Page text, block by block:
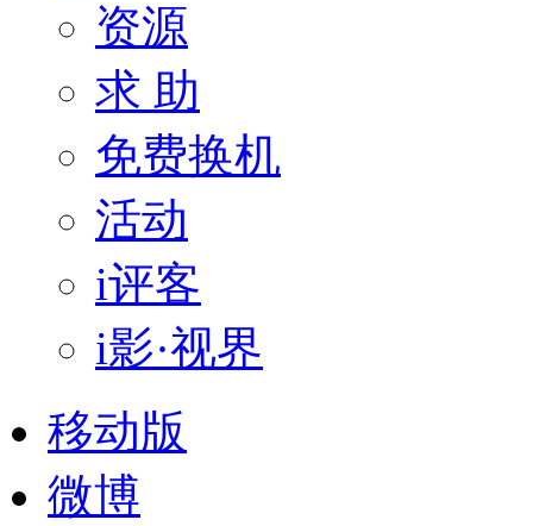
资源
求 助
免费换机
活动
i评客
i影·视界
移动版
微博